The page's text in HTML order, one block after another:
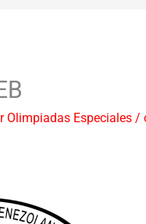
Olimpiadas Especiales /